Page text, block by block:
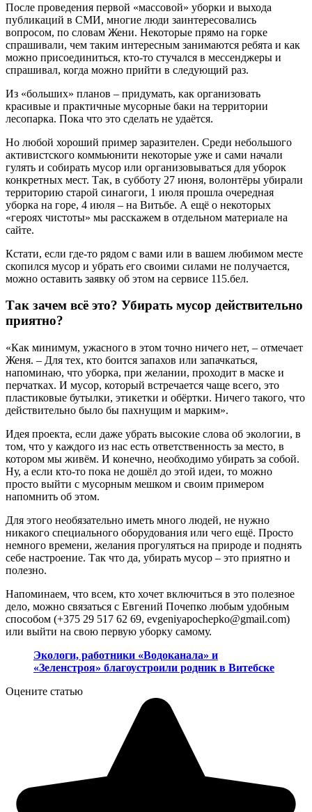
После проведения первой «массовой» уборки и выхода
публикаций в СМИ, многие люди заинтересовались
вопросом, по словам Жени. Некоторые прямо на горке
спрашивали, чем таким интересным занимаются ребята и как
можно присоединиться, кто-то стучался в мессенджеры и
спрашивал, когда можно прийти в следующий раз.
Из «больших» планов – придумать, как организовать
красивые и практичные мусорные баки на территории
лесопарка. Пока что это сделать не удаётся.
Но любой хороший пример заразителен. Среди небольшого
активистского коммьюнити некоторые уже и сами начали
гулять и собирать мусор или организовываться для уборок
конкретных мест. Так, в субботу 27 июня, волонтёры убирали
территорию старой синагоги, 1 июля прошла очередная
уборка на горе, 4 июля – на Витьбе. А ещё о некоторых
«героях чистоты» мы расскажем в отдельном материале на
сайте.
Кстати, если где-то рядом с вами или в вашем любимом месте
скопился мусор и убрать его своими силами не получается,
можно оставить заявку об этом на сервисе 115.бел.
Так зачем всё это? Убирать мусор действительно
приятно?
«Как минимум, ужасного в этом точно ничего нет, – отмечает
Женя. – Для тех, кто боится запахов или запачкаться,
напоминаю, что уборка, при желании, проходит в маске и
перчатках. И мусор, который встречается чаще всего, это
пластиковые бутылки, этикетки и обёртки. Ничего такого, что
действительно было бы пахнущим и марким».
Идея проекта, если даже убрать высокие слова об экологии, в
том, что у каждого из нас есть ответственность за место, в
котором мы живём. И конечно, необходимо убирать за собой.
Ну, а если кто-то пока не дошёл до этой идеи, то можно
просто выйти с мусорным мешком и своим примером
напомнить об этом.
Для этого необязательно иметь много людей, не нужно
никакого специального оборудования или чего ещё. Просто
немного времени, желания прогуляться на природе и поднять
себе настроение. Так что да, убирать мусор – это приятно и
полезно.
Напоминаем, что всем, кто хочет включиться в это полезное
дело, можно связаться с Евгений Почепко любым удобным
способом (+375 29 517 62 69, evgeniyapochepko@gmail.com)
или выйти на свою первую уборку самому.
Экологи, работники «Водоканала» и
«Зеленстроя» благоустроили родник в Витебске
Оцените статью